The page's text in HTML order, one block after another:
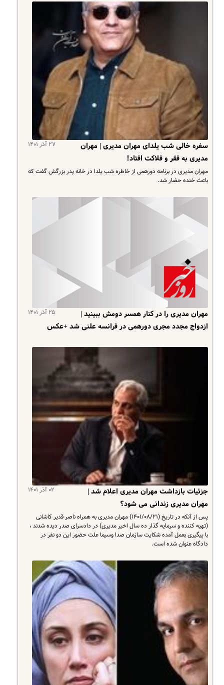
۲۷ آذر ۱۴۰۱
سفره خالی شب یلدای مهران مدیری | مهران
مدیری به فقر و فلاکت افتاد!
مهران مدیری در برنامه دورهمی از خاطره شب یلدا در خانه پدر بزرگش گفت که
باعث خنده حضار شد.
۲۵ آذر ۱۴۰۱
مهران مدیری را در کنار همسر دومش ببینید |
ازدواج مجدد مجری دورهمی در فرانسه علنی شد +عکس
۰۲ آذر ۱۴۰۱
جزئیات بازداشت مهران مدیری اعلام شد |
مهران مدیری زندانی می شود؟
پس از آنکه در تاریخ (۱۴۰۱/۰۸/۲۱) مهران مدیری به همراه ناصر قدیر کاشانی
(تهیه کننده و سرمایه گذار ده سال اخیر مدیری) در دادسرای صدر دیده شدند ،
با پیگیری بعمل آمده شکایت سازمان صدا وسیما علت حضور این دو نفر در
دادگاه عنوان شده است.